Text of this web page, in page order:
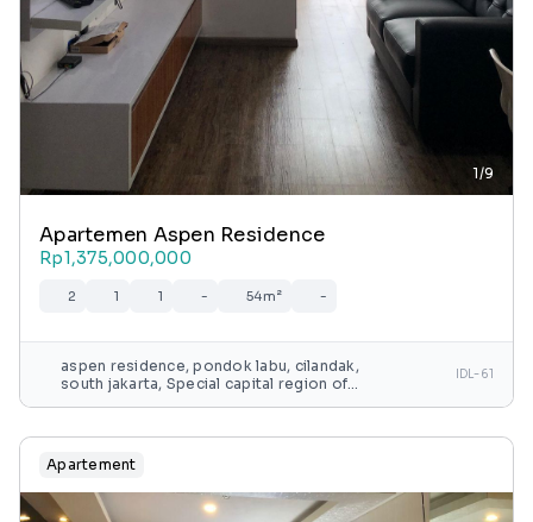
1/9
Apartemen Aspen Residence
Rp1,375,000,000
2 1 1 - 54m² -
aspen residence, pondok labu, cilandak,
south jakarta, Special capital region of
IDL-61
Apartement